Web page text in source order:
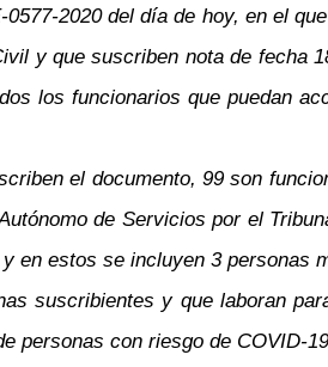
0577-2020 del día de hoy, en el
y que suscriben nota de fecha
los funcionarios que puedan
el documento, 99 son
de Servicios por el
en estos se incluyen 3 personas
suscribientes y que laboran
personas con riesgo de COVID-